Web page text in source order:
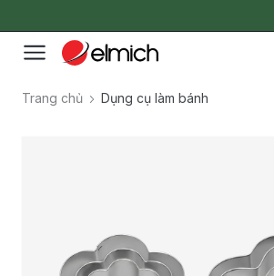
Trang chủ Dụng cụ làm bánh